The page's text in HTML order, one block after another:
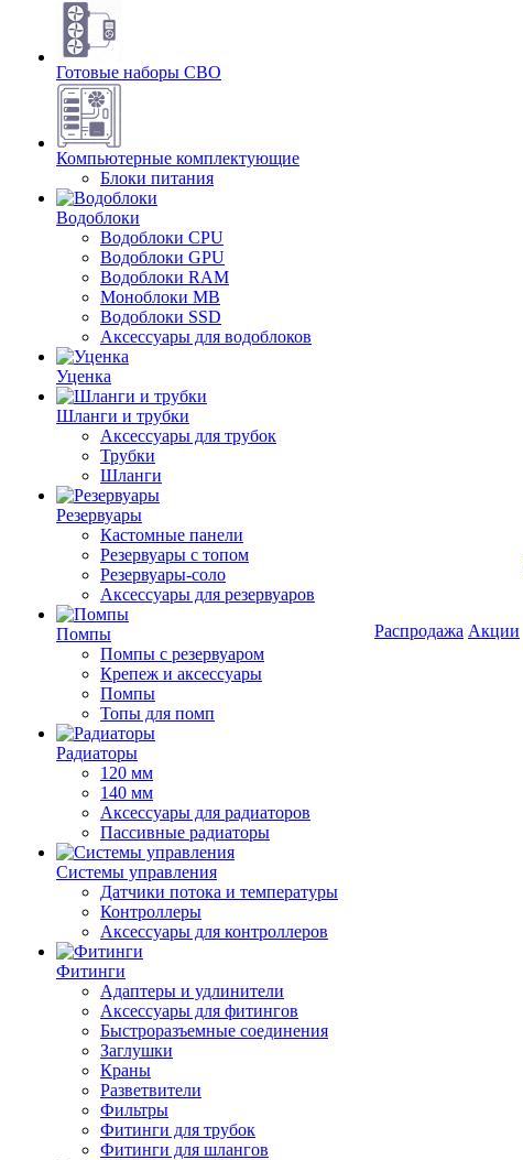
Готовые наборы СВО
Компьютерные комплектующие
Блоки питания
Водоблоки
Водоблоки CPU
Водоблоки GPU
Водоблоки RAM
Моноблоки MB
Водоблоки SSD
Аксессуары для водоблоков
Уценка
Шланги и трубки
Аксессуары для трубок
Трубки
Шланги
Резервуары
Кастомные панели
Резервуары с топом
Резервуары-соло
Аксессуары для резервуаров
Помпы
Помпы с резервуаром
Крепеж и аксессуары
Помпы
Топы для помп
Радиаторы
120 мм
140 мм
Аксессуары для радиаторов
Пассивные радиаторы
Системы управления
Датчики потока и температуры
Контроллеры
Аксессуары для контроллеров
Фитинги
Адаптеры и удлинители
Аксессуары для фитингов
Быстроразъемные соединения
Заглушки
Краны
Разветвители
Фильтры
Фитинги для трубок
Фитинги для шлангов
Распродажа Акции